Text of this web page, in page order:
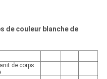
de couleur blanche de
de corps